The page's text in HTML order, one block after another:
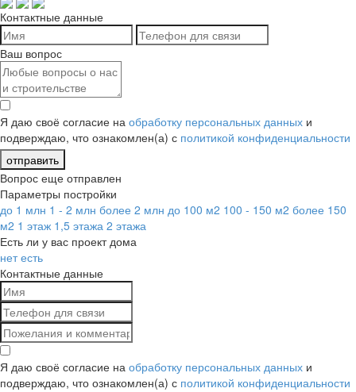
Контактные данные
Ваш вопрос
Я даю своё согласие на обработку персональных данных и
подверждаю, что ознакомлен(а) с политикой конфиденциальности
отправить
Вопрос еще отправлен
Параметры постройки
до 1 млн 1 - 2 млн более 2 млн до 100 м2 100 - 150 м2 более 150
м2 1 этаж 1,5 этажа 2 этажа
Есть ли у вас проект дома
нет есть
Контактные данные
Я даю своё согласие на обработку персональных данных и
подверждаю, что ознакомлен(а) с политикой конфиденциальности